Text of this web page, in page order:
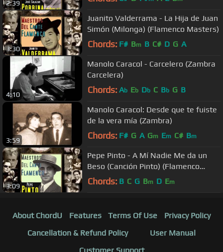
2:39
3:30
Juanito Valderrama - La Hija de Juan
Simón (Milonga) (Flamenco Masters)
Chords: F# Bm B C# D G A
4:10
Manolo Caracol - Carcelero (Zambra
Carcelera)
Chords: Ab Eb Db C Bb G B
3:59
Manolo Caracol: Desde que te fuiste
de la vera mía (Zambra)
Chords: F# G A Gm Em C# Bm
3:09
Pepe Pinto - A Mí Nadie Me da un
Beso (Canción Pinto) (Flamenco
Masters)
Chords: B C G Bm D Em
About ChordU Features Terms Of Use
Privacy Policy
Cancellation & Refund Policy
User Manual